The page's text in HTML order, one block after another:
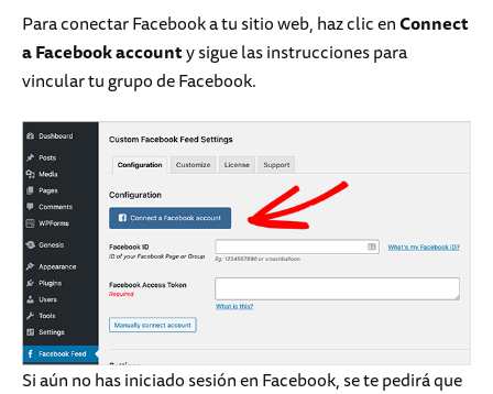
Para conectar Facebook a tu sitio web, haz clic enConnect
a Facebook accounty sigue las instrucciones para
vincular tu grupo de Facebook.
Si aún no has iniciado sesión en Facebook, se te pedirá que